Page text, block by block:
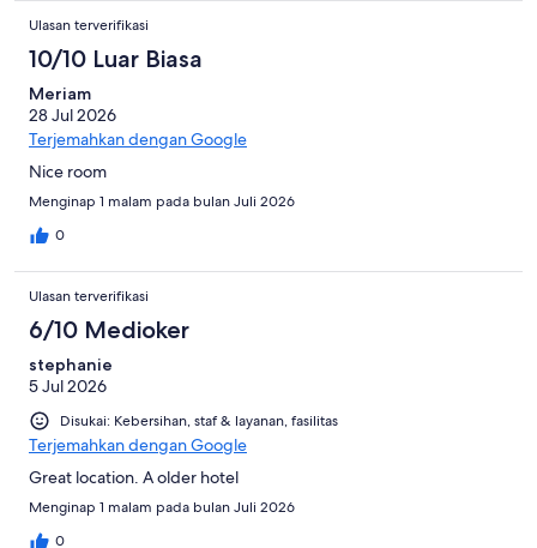
Ulasan terverifikasi
10/10 Luar Biasa
Meriam
28 Jul 2026
Terjemahkan dengan Google
Nice room
Menginap 1 malam pada bulan Juli 2026
0
Ulasan terverifikasi
6/10 Medioker
stephanie
5 Jul 2026
Disukai: Kebersihan, staf & layanan, fasilitas
Terjemahkan dengan Google
Great location. A older hotel
Menginap 1 malam pada bulan Juli 2026
0